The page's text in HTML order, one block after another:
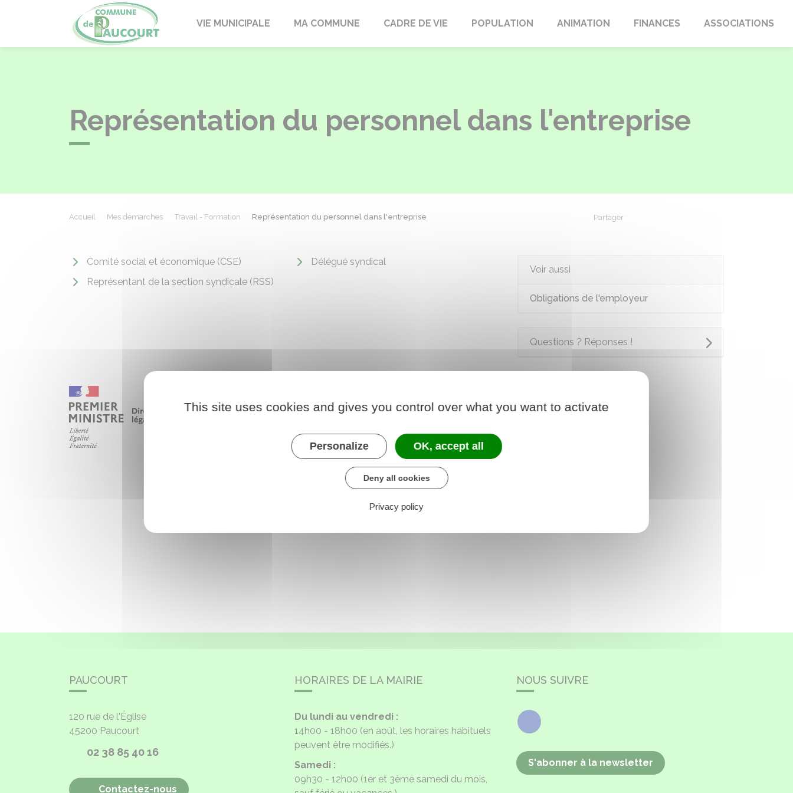
PaucourtVIE MUNICIPALE MA COMMUNE CADRE DE VIE POPULATION ANIMATION FINANCES ASSOCIATIONS
Représentation du personnel dans l'entreprise
Accueil Mes démarches Travail - Formation Représentation du personnel dans l'entreprise Partager
Comité social et économique (CSE)
Délégué syndical
Représentant de la section syndicale (RSS)
Voir aussi
Obligations de l'employeur
Questions ? Réponses !
PAUCOURT
120 rue de l'Église
45200 Paucourt
02 38 85 40 16
Contactez-nous
HORAIRES DE LA MAIRIE
Du lundi au vendredi :
14h00 - 18h00 (en août, les horaires habituels
peuvent être modifiés.)
Samedi :
09h30 - 12h00 (1er et 3ème samedi du mois,
NOUS SUIVRE
Facebook
S'abonner à la newsletter
This site uses cookies and gives you control over what you want to activate
Personalize OK, accept all
Deny all cookies
Privacy policy